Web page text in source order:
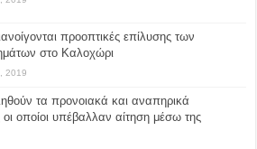
προοπτικές επίλυσης των
στο Καλοχώρι
2019
τα προνοιακά και αναπηρικά
οι οποίοι υπέβαλλαν αίτηση μέσω της